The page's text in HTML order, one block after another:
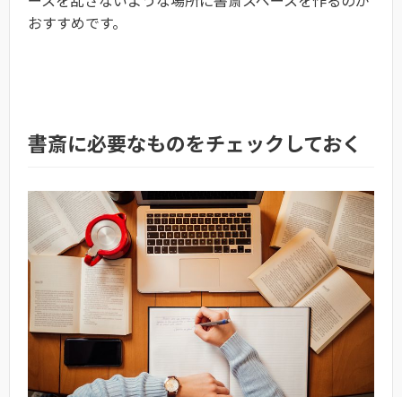
おすすめです。
書斎に必要なものをチェックしておく